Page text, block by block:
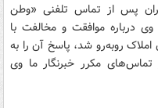
پس از تماس تلفنی «وطن
درباره موافقت و مخالفت با
املاک روبه‌رو شد، پاسخ آن را به
مکرر خبرنگار ما وی